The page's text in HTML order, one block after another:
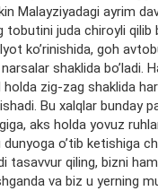
Malayziyadagi ayrim
tobutini juda chiroyli qilib
ko’rinishida, goh
shaklida bo’ladi.
holda zig-zag shaklida
Bu xalqlar bunday
aks holda yovuz
o’tib ketishiga
tasavvur qiling, bizni
va biz u yerning